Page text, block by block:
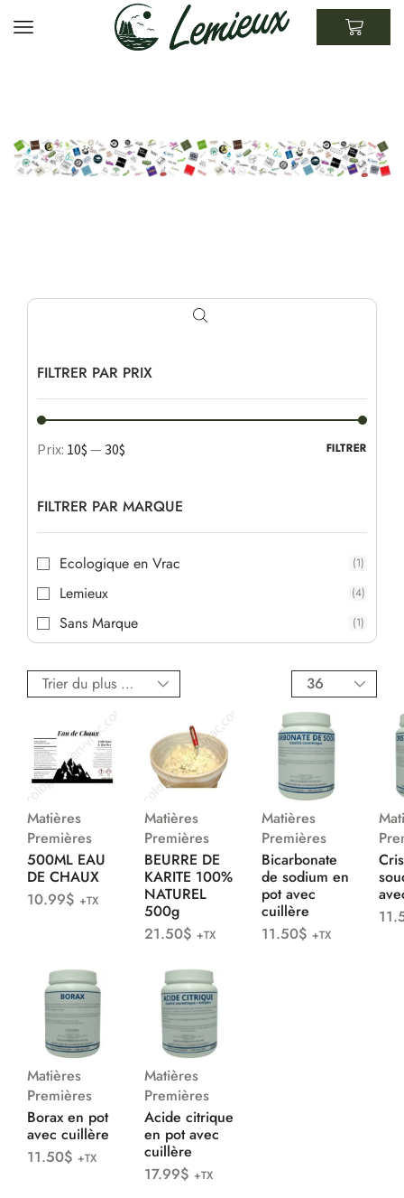
FILTRER PAR PRIX
FILTRER
Prix: 10$ — 30$
FILTRER PAR MARQUE
Ecologique en Vrac (1)
Lemieux (4)
Sans Marque (1)
Matières
Premières
500ML EAU
DE CHAUX
10.99$ +TX
Matières
Premières
BEURRE DE
KARITE 100%
NATUREL
500g
21.50$ +TX
Matières
Premières
Bicarbonate
de sodium en
pot avec
cuillère
11.50$ +TX
Matières
Premières
Borax en pot
avec cuillère
11.50$ +TX
Matières
Premières
Acide citrique
en pot avec
cuillère
17.99$ +TX